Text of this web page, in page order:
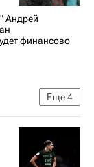
Андрей
финансово
Еще4